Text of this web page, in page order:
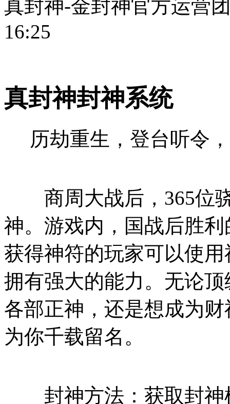
真封神-金封神官方运营
16:25
真封神封神系统
历劫重生，登台听令
商周大战后，365位骁
神。游戏内，国战后胜
获得神符的玩家可以使
拥有强大的能力。无论
各部正神，还是想成为
为你千载留名。
封神方法：获取封神